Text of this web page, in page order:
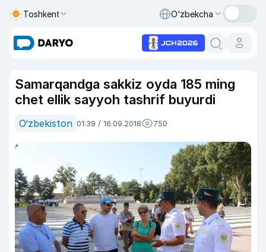
Toshkent O‘zbekcha
Samarqandga sakkiz oyda 185 ming
chet ellik sayyoh tashrif buyurdi
O‘zbekiston 01:39 / 16.09.2018 750